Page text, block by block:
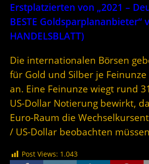
Erstplatzierten von „2021 –
BESTE Goldsparplananbieter“
HANDELSBLATT)
Die internationalen Börsen
für Gold und Silber je Feinunze
an. Eine Feinunze wiegt rund
US-Dollar Notierung bewirkt,
Euro-Raum die
/ US-Dollar beobachten
Post Views: 1.043